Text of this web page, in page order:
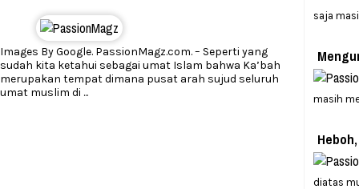
Images By Google. PassionMagz.com. – Seperti yang
sudah kita ketahui sebagai umat Islam bahwa Ka’bah
merupakan tempat dimana pusat arah sujud seluruh
umat muslim di ...
saja
masih
diatas